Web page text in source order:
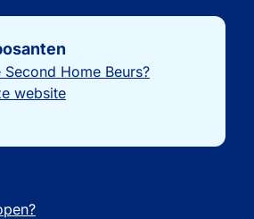
Home Beurs?
website